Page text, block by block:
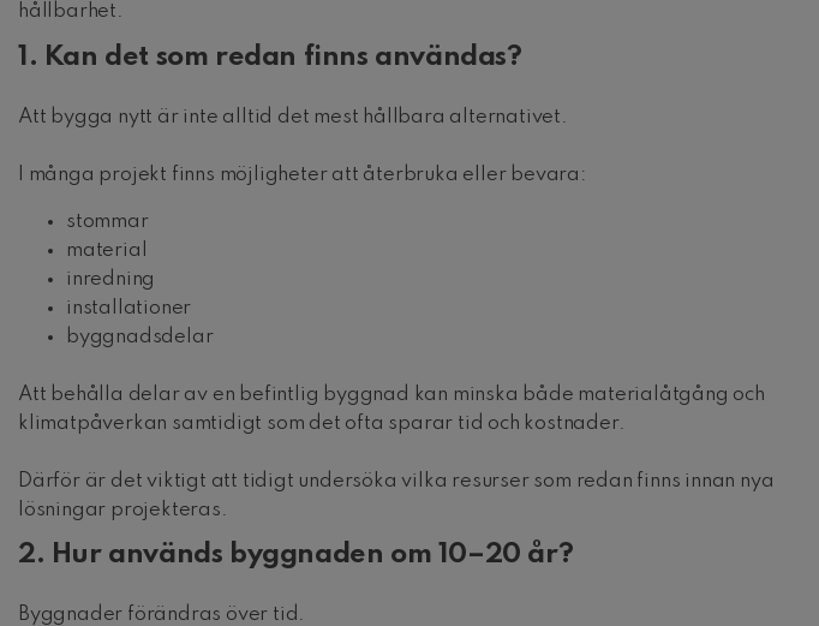
hållbarhet.
1. Kan det som redan finns användas?
Att bygga nytt är inte alltid det mest hållbara alternativet.
I många projekt finns möjligheter att återbruka eller bevara:
stommar
material
inredning
installationer
byggnadsdelar
Att behålla delar av en befintlig byggnad kan minska både materialåtgång och
klimatpåverkan samtidigt som det ofta sparar tid och kostnader.
Därför är det viktigt att tidigt undersöka vilka resurser som redan finns innan nya
lösningar projekteras.
2. Hur används byggnaden om 10–20 år?
Byggnader förändras över tid.